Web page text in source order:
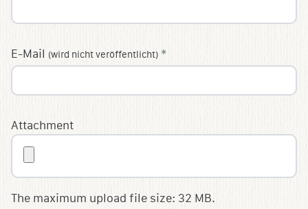
E-Mail (wird nicht veröffentlicht) *
Attachment
The maximum upload file size: 32 MB.